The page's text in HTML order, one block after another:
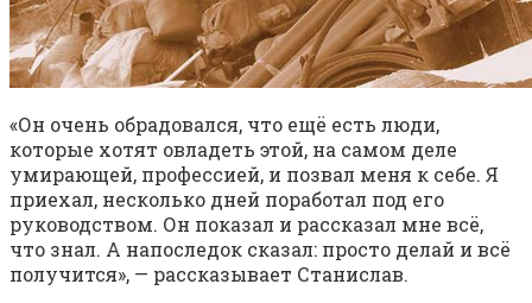
«Он очень обрадовался, что ещё есть люди,
которые хотят овладеть этой, на самом деле
умирающей, профессией, и позвал меня к себе. Я
приехал, несколько дней поработал под его
руководством. Он показал и рассказал мне всё,
что знал. А напоследок сказал: просто делай и всё
получится», — рассказывает Станислав.